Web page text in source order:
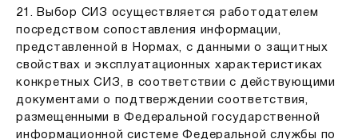
21. Выбор СИЗ осуществляется работодателем
посредством сопоставления информации,
представленной в Нормах, с данными о защитных
свойствах и эксплуатационных характеристиках
конкретных СИЗ, в соответствии с действующими
документами о подтверждении соответствия,
размещенными в Федеральной государственной
информационной системе Федеральной службы по